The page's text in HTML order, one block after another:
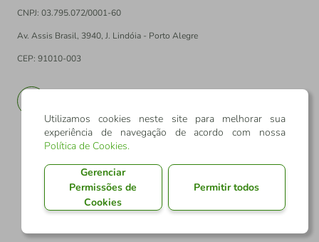
CNPJ: 03.795.072/0001-60
Av. Assis Brasil, 3940, J. Lindóia - Porto Alegre
CEP: 91010-003
Utilizamos cookies neste site para melhorar sua
experiência de navegação de acordo com nossa
Política de Cookies.
Gerenciar
Permissões de
Cookies
Permitir todos